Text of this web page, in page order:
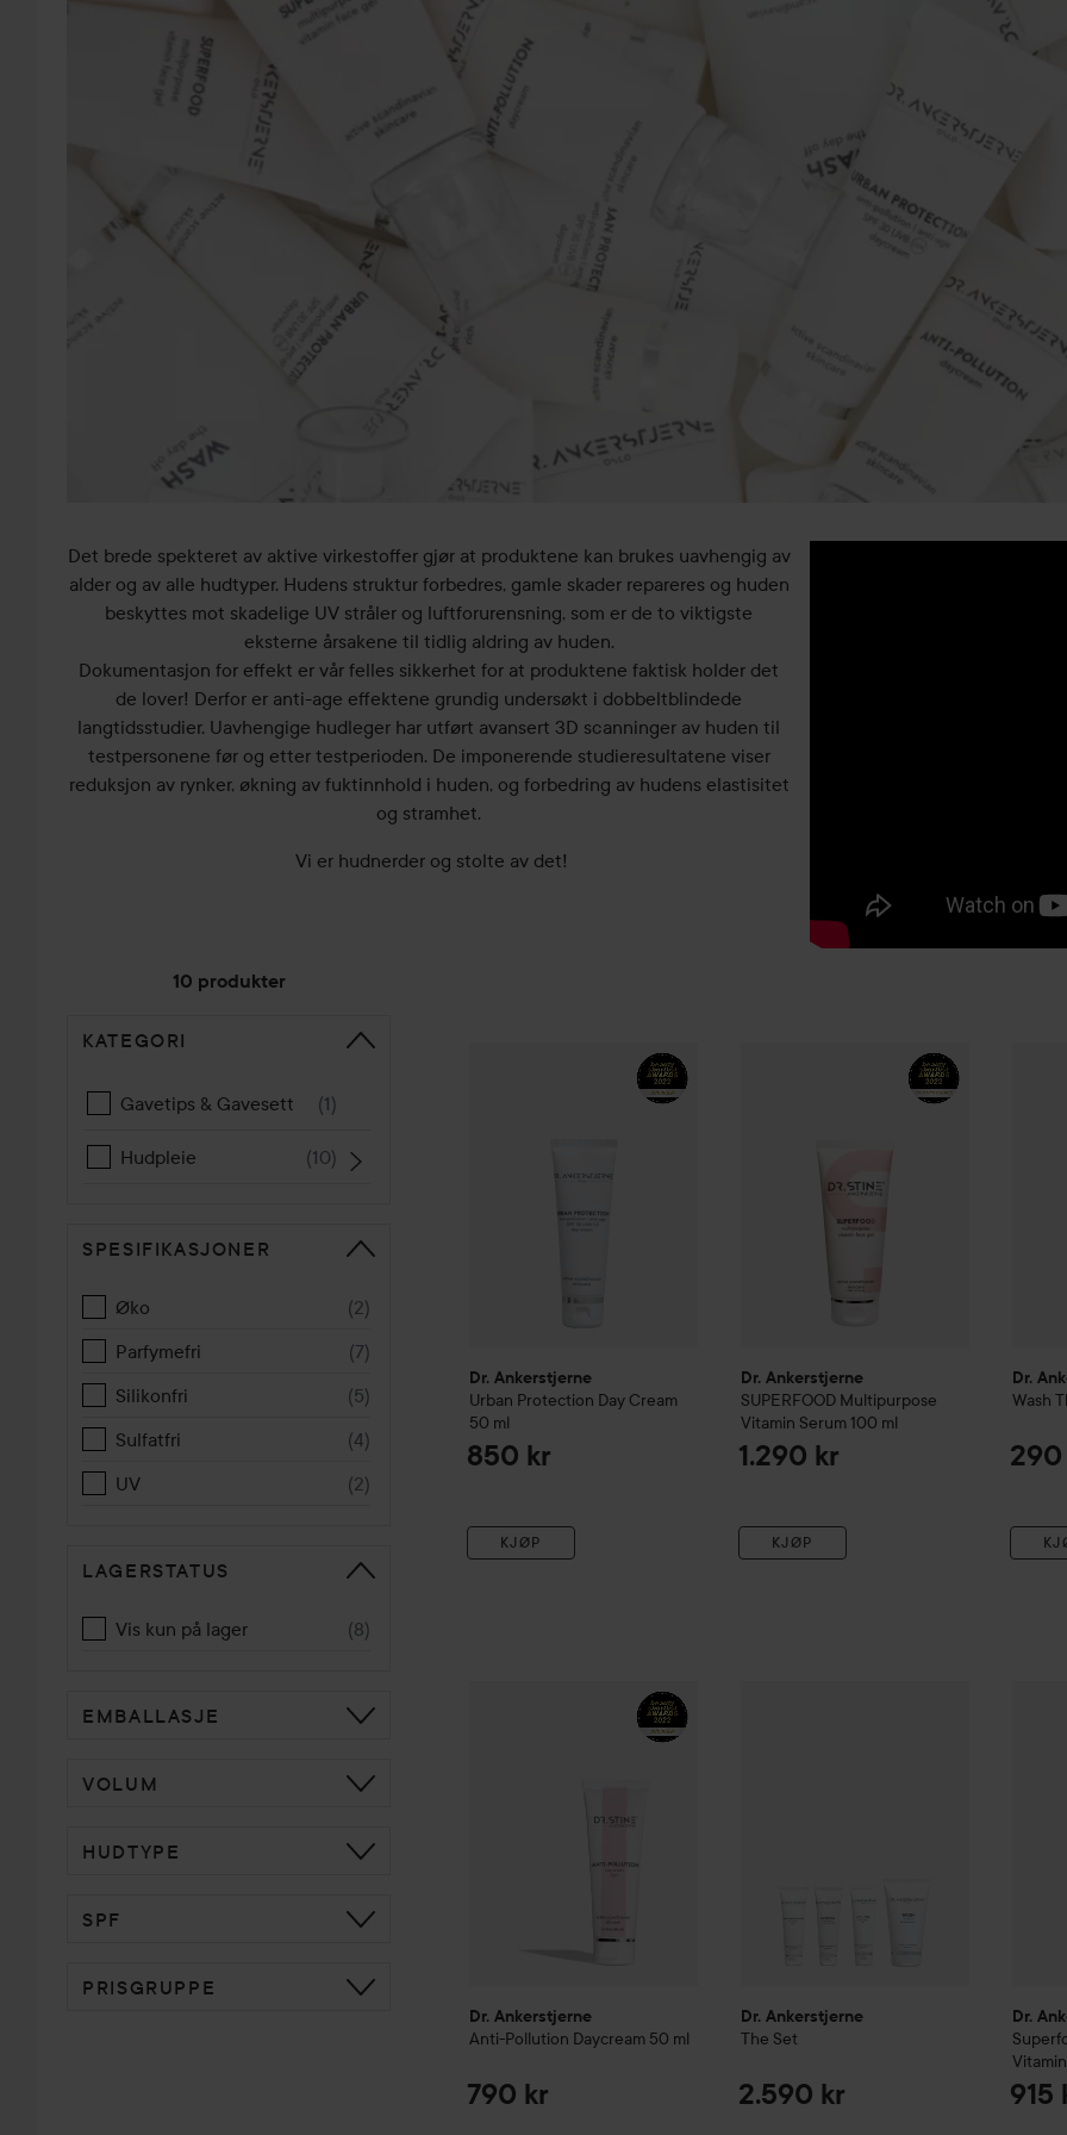
Dr.Ankerstjerne mener at hudpleie bør handle om å styrke hudens
forsvarsmekanismer og bygge en sunn og motstandsdyktig hud, i stedet
Det brede spekteret av aktive virkestoffer gjør at produktene kan brukes uavhengig av
alder og av alle hudtyper. Hudens struktur forbedres, gamle skader repareres og huden
beskyttes mot skadelige UV stråler og luftforurensning, som er de to viktigste
eksterne årsakene til tidlig aldring av huden.
Dokumentasjon for effekt er vår felles sikkerhet for at produktene faktisk holder det
de lover! Derfor er anti-age effektene grundig undersøkt i dobbeltblindede
langtidsstudier. Uavhengige hudleger har utført avansert 3D scanninger av huden til
testpersonene før og etter testperioden. De imponerende studieresultatene viser
reduksjon av rynker, økning av fuktinnhold i huden, og forbedring av hudens elastisitet
og stramhet.
Vi er hudnerder og stolte av det!
10 produkter
GÅ TIL SORTERE
KATEGORI
Gavetips & Gavesett (1)
Hudpleie (10)
SPESIFIKASJONER
Øko (2)
Parfymefri
(7)
Silikonfri
(5)
Sulfatfri
(4)
UV
(2)
LAGERSTATUS
Vis kun på lager (8)
EMBALLASJE
VOLUM
HUDTYPE
SPF
PRISGRUPPE
Dr. Ankerstjerne
Urban Protection Day Cream
50 ml
850 kr
KJØP
Urban Protection Day Cream 850 kr
Dr. Ankerstjerne
SUPERFOOD Multipurpose
Vitamin Serum 100 ml
1.290 kr
KJØP
SUPERFOOD
Dr.
Wash
290
Dr. Ankerstjerne
Anti-Pollution Daycream 50 ml
790 kr
Anti-Pollution Daycream
Dr. Ankerstjerne
The Set
2.590 kr
Dr.
915